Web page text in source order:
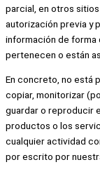
parcial, en otros
autorización previa y
información de forma
pertenecen o están
En concreto, no está
copiar, monitorizar
guardar o reproducir
productos o los
cualquier actividad
por escrito por